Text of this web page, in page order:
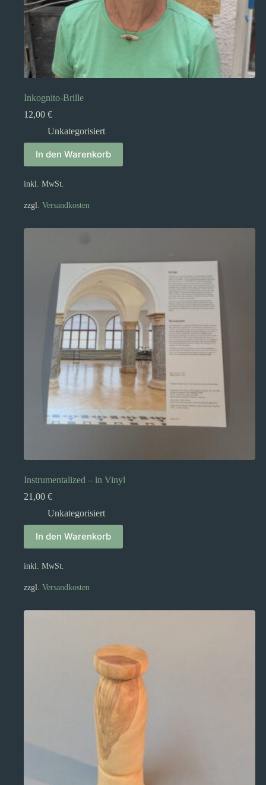
Inkognito-Brille
12,00 €
Unkategorisiert
In den Warenkorb
inkl. MwSt.
zzgl. Versandkosten
Instrumentalized – in Vinyl
21,00 €
Unkategorisiert
In den Warenkorb
inkl. MwSt.
zzgl. Versandkosten